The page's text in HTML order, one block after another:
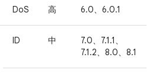
DoS 高 6.0、6.0.1
ID 中
7.0、7.1.1、
7.1.2、8.0、8.1